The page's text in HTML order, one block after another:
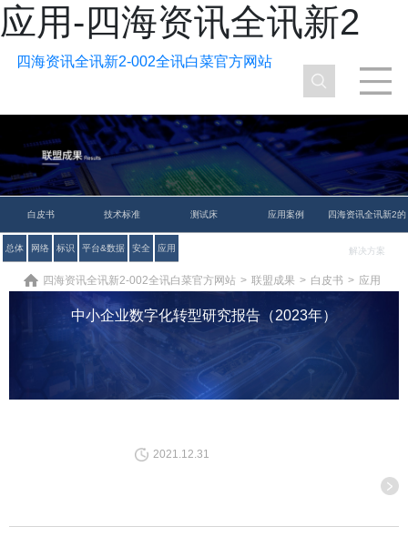
应用-四海资讯全讯新2
四海资讯全讯新2-002全讯白菜官方网站
白皮书
总体 网络 标识 平台&数据 安全 应用
技术标准 测试床 应用案例 四海资讯全讯新2的
解决方案
四海资讯全讯新2-002全讯白菜官方网站 > 联盟成果 > 白皮书 > 应用
中小企业数字化转型研究报告（2023年）
2021.12.31